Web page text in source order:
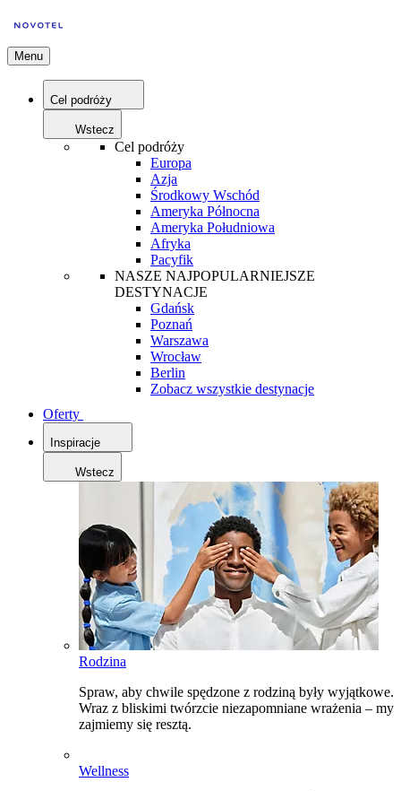
Menu
Cel podróży
Wstecz
Cel podróży
Europa
Azja
Środkowy Wschód
Ameryka Północna
Ameryka Południowa
Afryka
Pacyfik
NASZE NAJPOPULARNIEJSZE
DESTYNACJE
Gdańsk
Poznań
Warszawa
Wrocław
Berlin
Zobacz wszystkie destynacje
Oferty
Inspiracje
Wstecz
Rodzina
Spraw, aby chwile spędzone z rodziną były wyjątkowe.
Wraz z bliskimi twórzcie niezapomniane wrażenia – my
zajmiemy się resztą.
Wellness